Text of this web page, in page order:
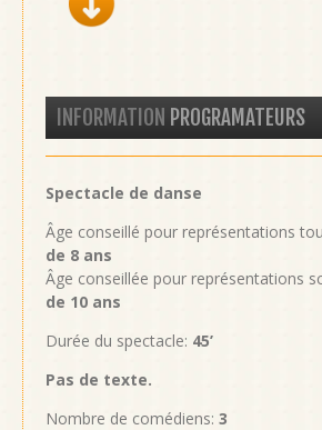
INFORMATION PROGRAMATEURS
Spectacle de danse
Âge conseillé pour représentations
de 8 ans
Âge conseillée pour représentations
de 10 ans
Durée du spectacle: 45’
Pas de texte.
Nombre de comédiens: 3